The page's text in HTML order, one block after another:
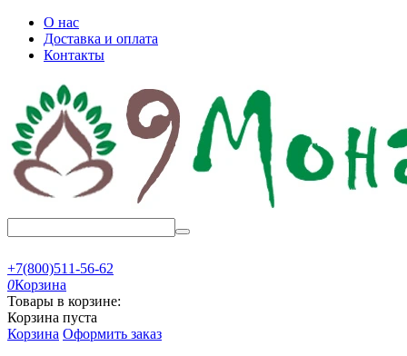
О нас
Доставка и оплата
Контакты
+7(800)511-56-62
0Корзина
Товары в корзине:
Корзина пуста
Корзина Оформить заказ